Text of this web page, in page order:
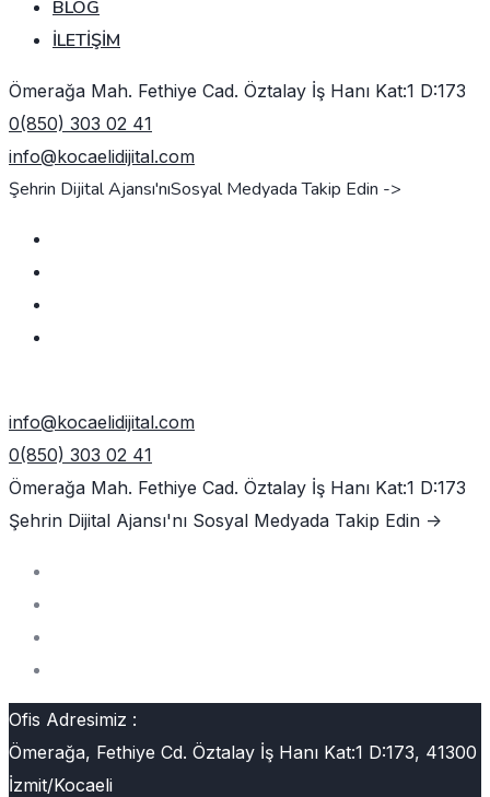
BLOG
İLETIŞIM
Ömerağa Mah. Fethiye Cad. Öztalay İş Hanı Kat:1 D:173
0(850) 303 02 41
info@kocaelidijital.com
Şehrin Dijital Ajansı'nıSosyal Medyada Takip Edin ->
info@kocaelidijital.com
0(850) 303 02 41
Ömerağa Mah. Fethiye Cad. Öztalay İş Hanı Kat:1 D:173
Şehrin Dijital Ajansı'nı Sosyal Medyada Takip Edin ->
Ofis Adresimiz :
Ömerağa, Fethiye Cd. Öztalay İş Hanı Kat:1 D:173, 41300
İzmit/Kocaeli